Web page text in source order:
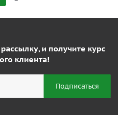
и получите курс
клиента!